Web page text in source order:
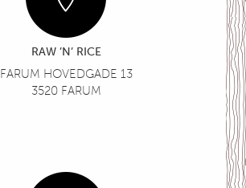
RAW ’N’ RICE
FARUM HOVEDGADE 13
3520 FARUM